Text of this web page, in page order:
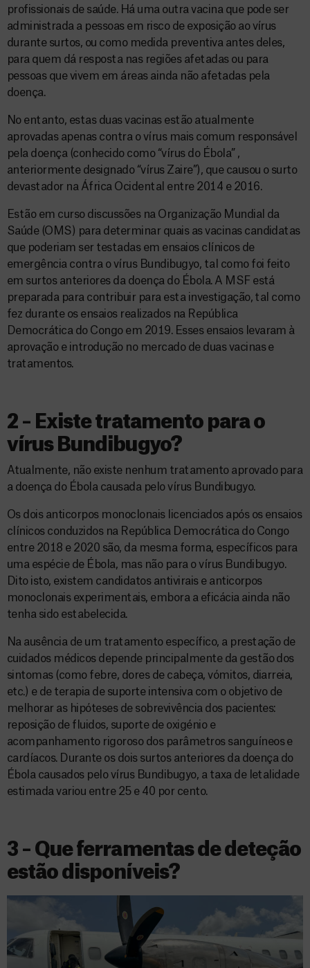
profissionais de saúde. Há uma outra vacina que pode ser
administrada a pessoas em risco de exposição ao vírus
durante surtos, ou como medida preventiva antes deles,
para quem dá resposta nas regiões afetadas ou para
pessoas que vivem em áreas ainda não afetadas pela
doença.
No entanto, estas duas vacinas estão atualmente
aprovadas apenas contra o vírus mais comum responsável
pela doença (conhecido como “vírus do Ébola” ,
anteriormente designado “vírus Zaire”), que causou o surto
devastador na África Ocidental entre 2014 e 2016.
Estão em curso discussões na Organização Mundial da
Saúde (OMS) para determinar quais as vacinas candidatas
que poderiam ser testadas em ensaios clínicos de
emergência contra o vírus Bundibugyo, tal como foi feito
em surtos anteriores da doença do Ébola. A MSF está
preparada para contribuir para esta investigação, tal como
fez durante os ensaios realizados na República
Democrática do Congo em 2019. Esses ensaios levaram à
aprovação e introdução no mercado de duas vacinas e
tratamentos.
2 – Existe tratamento para o
vírus Bundibugyo?
Atualmente, não existe nenhum tratamento aprovado para
a doença do Ébola causada pelo vírus Bundibugyo.
Os dois anticorpos monoclonais licenciados após os ensaios
clínicos conduzidos na República Democrática do Congo
entre 2018 e 2020 são, da mesma forma, específicos para
uma espécie de Ébola, mas não para o vírus Bundibugyo.
Dito isto, existem candidatos antivirais e anticorpos
monoclonais experimentais, embora a eficácia ainda não
tenha sido estabelecida.
Na ausência de um tratamento específico, a prestação de
cuidados médicos depende principalmente da gestão dos
sintomas (como febre, dores de cabeça, vómitos, diarreia,
etc.) e de terapia de suporte intensiva com o objetivo de
melhorar as hipóteses de sobrevivência dos pacientes:
reposição de fluidos, suporte de oxigénio e
acompanhamento rigoroso dos parâmetros sanguíneos e
cardíacos. Durante os dois surtos anteriores da doença do
Ébola causados pelo vírus Bundibugyo, a taxa de letalidade
estimada variou entre 25 e 40 por cento.
3 – Que ferramentas de deteção
estão disponíveis?